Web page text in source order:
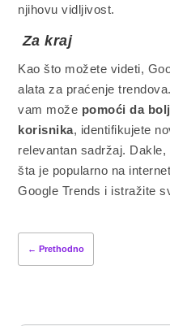
njihovu vidljivost.
Za kraj
Kao što možete videti,
alata za praćenje
vam može pomoći da
korisnika, identifikujete
relevantan sadržaj.
šta je popularno na
Google Trends i istražite
←Prethodno